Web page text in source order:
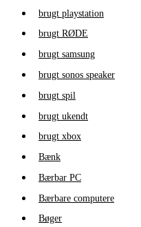
brugt playstation
brugt RØDE
brugt samsung
brugt sonos speaker
brugt spil
brugt ukendt
brugt xbox
Bænk
Bærbar PC
Bærbare computere
Bøger